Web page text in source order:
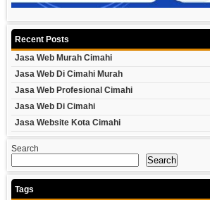
Recent Posts
Jasa Web Murah Cimahi
Jasa Web Di Cimahi Murah
Jasa Web Profesional Cimahi
Jasa Web Di Cimahi
Jasa Website Kota Cimahi
Search
Search
Tags